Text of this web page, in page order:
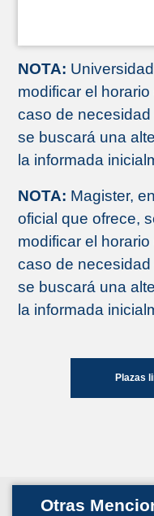
NOTA:
modificar el
caso de
se buscará una
la informada
NOTA: Magister,
oficial que ofrece,
modificar el
caso de
se buscará una
la informada
Plazas
Otras